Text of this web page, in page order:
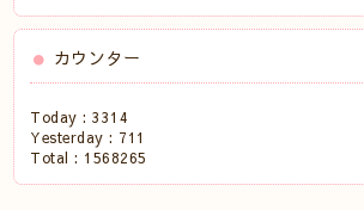
カウンター
Today :3314
Yesterday : 711
Total : 1568265